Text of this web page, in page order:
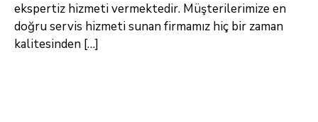
ekspertiz hizmeti vermektedir. Müşterilerimize en
doğru servis hizmeti sunan firmamız hiç bir zaman
kalitesinden […]